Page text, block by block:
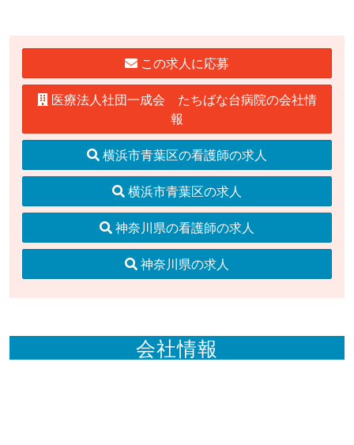
この求人に応募
医療法人社団一成会 たちばな台病院の会社情
報
横浜市青葉区の看護師の求人
横浜市青葉区の求人
神奈川県の看護師の求人
神奈川県の求人
会社情報